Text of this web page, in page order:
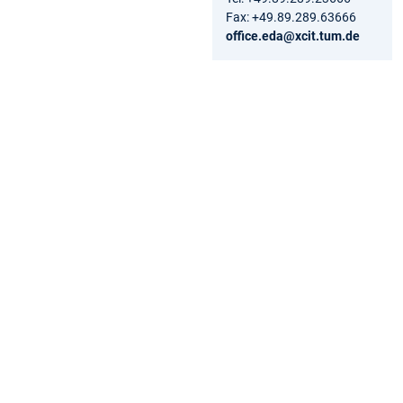
Fax: +49.89.289.63666
office.eda@xcit.tum.de